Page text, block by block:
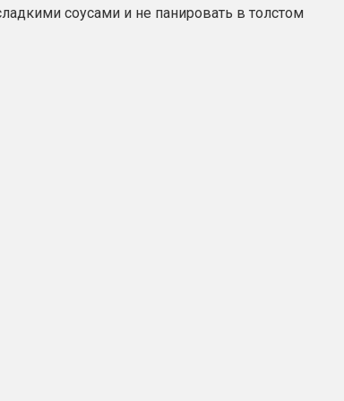
соусами и не панировать в толстом